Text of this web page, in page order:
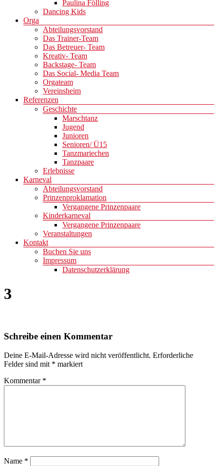
Paulina Fölling
Dancing Kids
Orga
Abteilungsvorstand
Das Trainer-Team
Das Betreuer- Team
Kreativ- Team
Backstage- Team
Das Social- Media Team
Orgateam
Vereinsheim
Referenzen
Geschichte
Marschtanz
Jugend
Junioren
Senioren/ Ü15
Tanzmariechen
Tanzpaare
Erlebnisse
Karneval
Abteilungsvorstand
Prinzenproklamation
Vergangene Prinzenpaare
Kinderkarneval
Vergangene Prinzenpaare
Veranstaltungen
Kontakt
Buchen Sie uns
Impressum
Datenschutzerklärung
3
Schreibe einen Kommentar
Deine E-Mail-Adresse wird nicht veröffentlicht. Erforderliche
Felder sind mit * markiert
Kommentar *
Name *